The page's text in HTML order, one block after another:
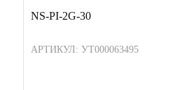
NS-PI-2G-30
АРТИКУЛ: УТ000063495